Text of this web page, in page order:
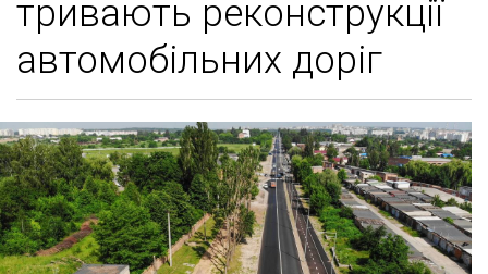
тривають реконструкції
автомобільних доріг